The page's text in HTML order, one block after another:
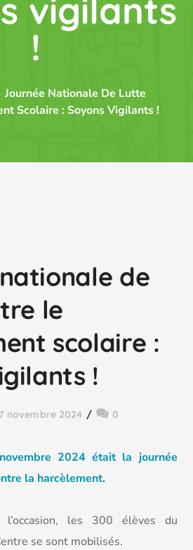
vigilants
!
Journée Nationale De Lutte
Scolaire : Soyons Vigilants !
de
le
scolaire :
!
7 novembre 2024 0
2024 était la journée
la harcèlement.
l’occasion, les 300 élèves du
se sont mobilisés.